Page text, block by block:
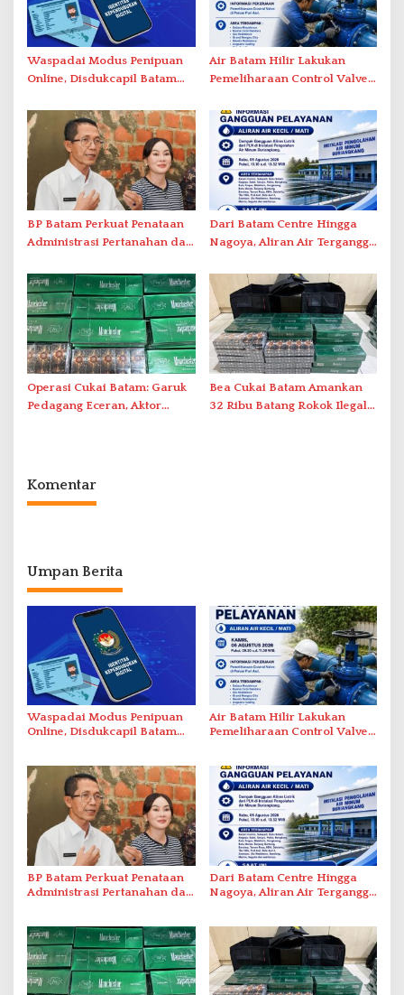
Waspadai Modus Penipuan
Online, Disdukcapil Batam
Tatap Muka
Air Batam Hilir Lakukan
Pemeliharaan Control Valve,
BP Batam Perkuat Penataan
Administrasi Pertanahan dan
Dari Batam Centre Hingga
Nagoya, Aliran Air Terganggu
Duriangkang
Operasi Cukai Batam: Garuk
Pedagang Eceran, Aktor
Bea Cukai Batam Amankan
32 Ribu Batang Rokok Ilegal
Komentar
Umpan Berita
Waspadai Modus Penipuan
Online, Disdukcapil Batam
Air Batam Hilir Lakukan
Pemeliharaan Control Valve,
BP Batam Perkuat Penataan
Administrasi Pertanahan dan
Dari Batam Centre Hingga
Nagoya, Aliran Air Terganggu